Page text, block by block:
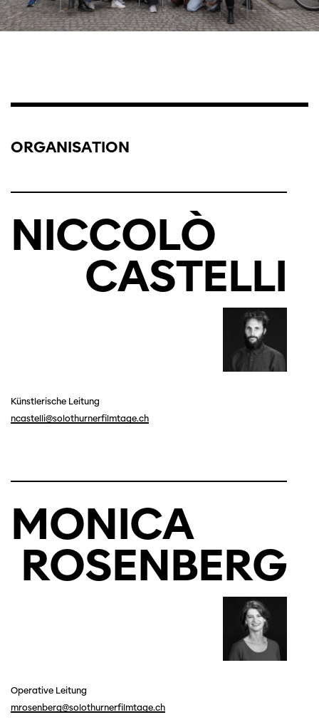
ORGANISATION
NICCOLÒ
CASTELLI
Künstlerische Leitung
ncastelli@solothurnerfilmtage.ch
MONICA
ROSENBERG
Operative Leitung
mrosenberg@solothurnerfilmtage.ch